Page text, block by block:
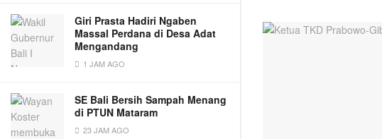
Giri Prasta Hadiri Ngaben
Massal Perdana di Desa Adat
Mengandang
1 JAM AGO
SE Bali Bersih Sampah Menang
di PTUN Mataram
23 JAM AGO